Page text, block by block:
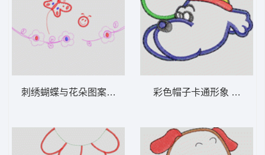
刺绣蝴蝶与花朵图案 卡通童装章标贴布 彩色帽子卡通